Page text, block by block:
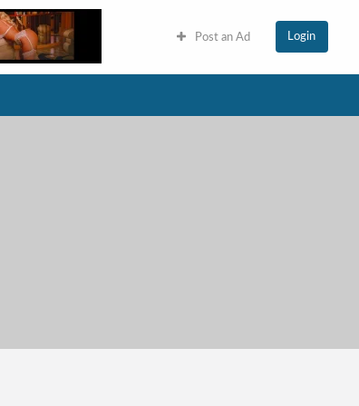
Post an Ad Login